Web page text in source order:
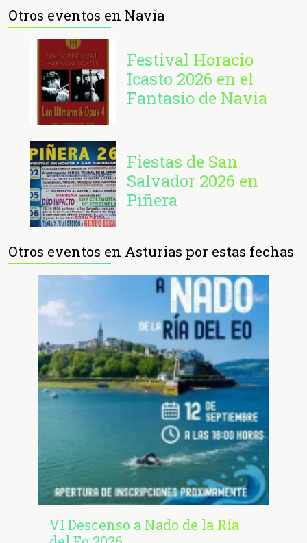
Otros eventos en Navia
Festival Horacio
Icasto 2026 en el
Fantasio de Navia
Fiestas de San
Salvador 2026 en
Piñera
Otros eventos en Asturias por estas fechas
VI Descenso a Nado de la Ría